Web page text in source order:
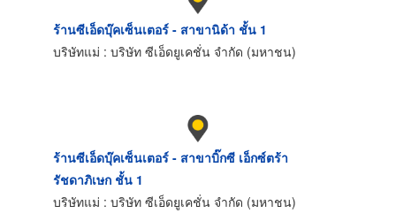
ร้านซีเอ็ดบุ๊คเซ็นเตอร์ - สาขานิด้า ชั้น 1
บริษัทแม่ : บริษัท ซีเอ็ดยูเคชั่น จำกัด (มหาชน)
ร้านซีเอ็ดบุ๊คเซ็นเตอร์ - สาขาบิ๊กซี เอ็กซ์ตร้า
รัชดาภิเษก ชั้น 1
บริษัทแม่ : บริษัท ซีเอ็ดยูเคชั่น จำกัด (มหาชน)